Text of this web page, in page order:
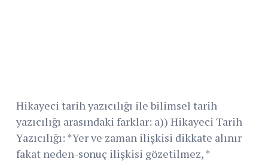
Hikayeci tarih yazıcılığı ile bilimsel tarih
yazıcılığı arasındaki farklar: a)) Hikayeci Tarih
Yazıcılığı: *Yer ve zaman ilişkisi dikkate alınır
fakat neden-sonuç ilişkisi gözetilmez, *